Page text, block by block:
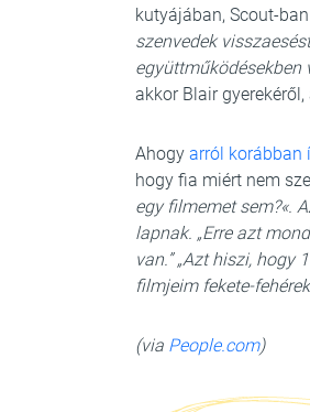
kutyájában, Scout-
szenvedek
együttműködésekben
akkor Blair
Ahogy arról korábban
hogy fia miért nem
egy filmemet sem?«.
lapnak. „Erre azt
van.” „Azt hiszi, hogy
filmjeim fekete-
(via People.com)